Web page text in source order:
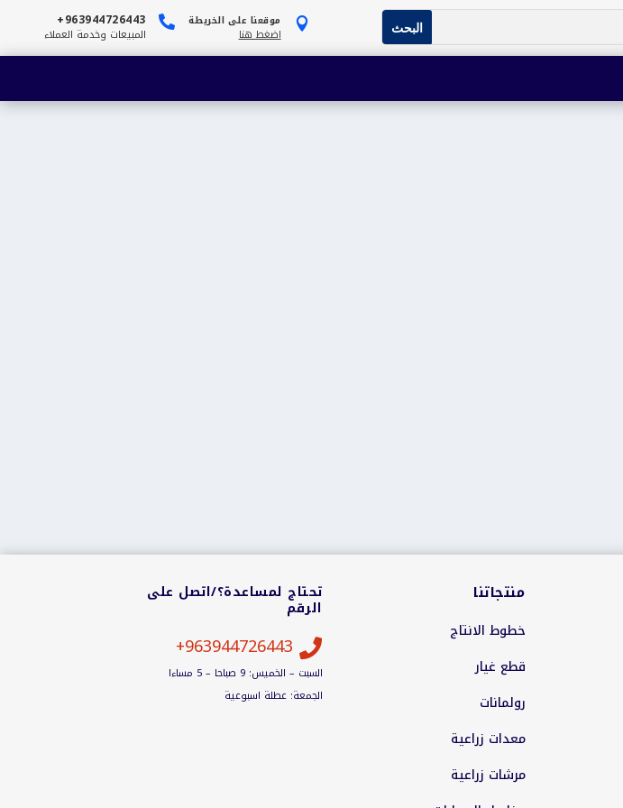
 موقعنا على الخريطة
اضغط هنا

963944726443+
المبيعات وخدمة العملاء
منتجاتنا
خطوط الانتاج
قطع غيار
رولمانات
معدات زراعية
مرشات زراعية
تحتاج لمساعدة؟/اتصل على
الرقم

963944726443+
السبت – الخميس: 9 صباحا – 5 مساءا
الجمعة: عطلة اسبوعية